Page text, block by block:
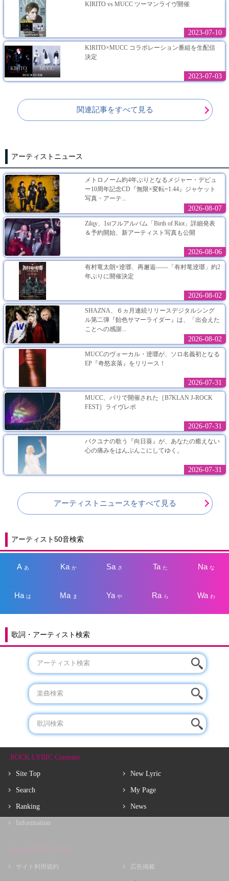
KIRITO vs MUCC ツーマンライヴ開催
2023-07-10
KIRITO×MUCC コラボレーション番組を生配信
決定
2023-07-03
関連記事をすべて見る
アーティストニュース
メトロノーム約4年ぶりとなるメジャー・デビュ
ー10周年記念CD『無限×変転=1.44』ジャケット
写真・アーテ...
2026-08-07
Zilqy、1stフルアルバム「Birth of Riot」詳細発表
＆予約開始、新アーティスト写真も公開
2026-08-06
有村竜太朗×逹瑯、再邂逅――「有村竜逹瑯」約2
年ぶりに開催決定
2026-08-02
SHAZNA、６ヵ月連続リリースデジタルシング
ル第二弾『飴色サマーライダー』は、「出会えた
ことへの感謝...
2026-08-02
MUCCのヴォーカル・逹瑯が、ソロ名義初となる
EP『奇怒哀落』をリリース！
2026-07-31
MUCC、パリで開催された［B7KLAN J-ROCK
FEST］ライヴレポ
2026-07-31
パクユナの歌う『向日葵』が、あなたの癒えない
心の痛みをはんぶんこにしてゆく。
2026-07-31
アーティストニュースをすべて見る
アーティスト50音検索
A あ Kaか Sa さ Taた Na な
Haは Ma ま Yaや Ra ら Wa わ
歌詞・アーティスト検索
ROCK LYRIC Contents
Site Top
Search
Ranking
Information
New Lyric
My Page
News
About ROCK LYRIC
サイト利用規約 広告掲載